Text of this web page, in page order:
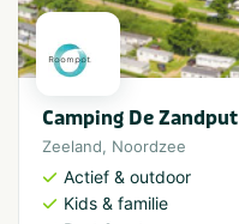
Camping De Zandput
Zeeland, Noordzee
Actief & outdoor
Kids & familie